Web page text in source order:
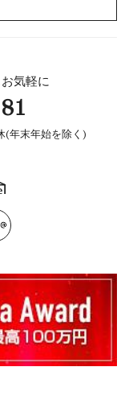
気軽に
年末年始を除く)